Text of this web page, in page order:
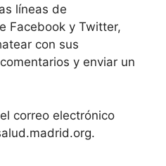
líneas de
Facebook y Twitter,
con sus
y enviar un
correo electrónico
.